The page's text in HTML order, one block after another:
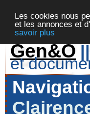
Les cookies nous
et les annonces et
savoir plus
Gen&O ||
et